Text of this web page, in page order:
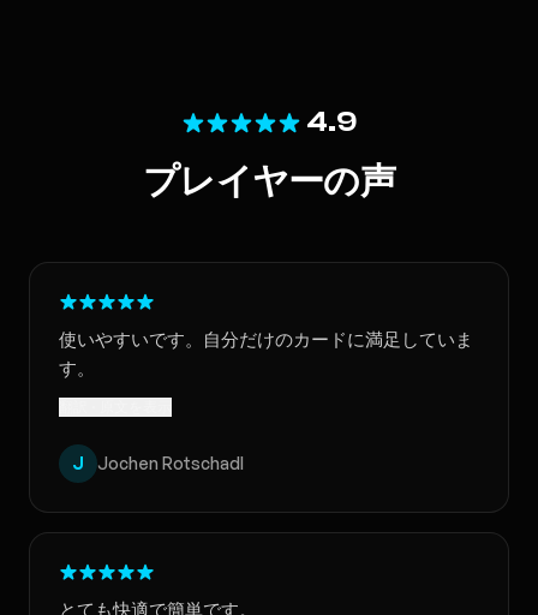
4.9
プレイヤーの声
使いやすいです。自分だけのカードに満足していま
す。
J Jochen Rotschadl
とても快適で簡単です。